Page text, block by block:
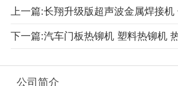
下一篇:汽车门板热铆机 塑料热铆机
公司简介